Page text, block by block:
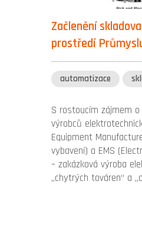
Začlenění
prostředí
automatizace
S rostoucím zájmem
výrobců
Equipment
vybavení) a EMS
– zakázková výroba
„chytrých továren“ a